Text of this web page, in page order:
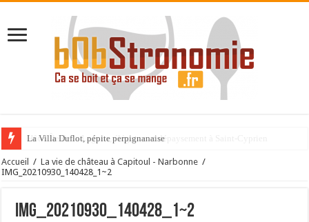
La Villa Duflot, pépite perpignanaise
Accueil / La vie de château à Capitoul - Narbonne /
IMG_20210930_140428_1~2
IMG_20210930_140428_1~2